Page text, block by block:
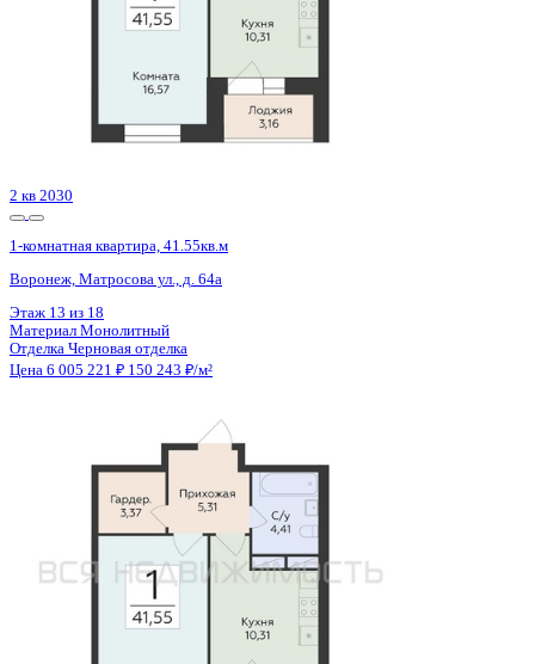
2 кв 2030
1-комнатная квартира, 41.55кв.м
Воронеж, Матросова ул., д. 64а
Этаж 17 из 18
150 243 ₽/м²